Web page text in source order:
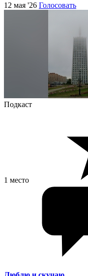
12 мая '26 Голосовать
Подкаст
1 место